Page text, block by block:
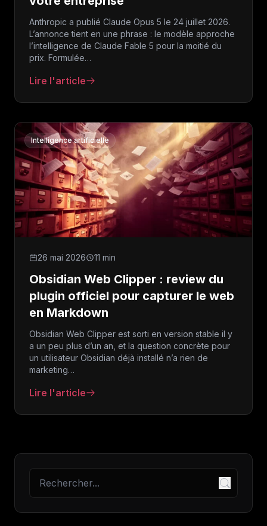
Anthropic a publié Claude Opus 5 le 24 juillet 2026.
L’annonce tient en une phrase : le modèle approche
l’intelligence de Claude Fable 5 pour la moitié du
prix. Formulée…
Lire l'article
: Claude Opus 5 : ce que le nouveau modèle
Intelligence artificielle
26 mai 2026 11 min
Obsidian Web Clipper : review du
plugin officiel pour capturer le web
en Markdown
Obsidian Web Clipper est sorti en version stable il y
a un peu plus d’un an, et la question concrète pour
un utilisateur Obsidian déjà installé n’a rien de
marketing…
Lire l'article
: Obsidian Web Clipper : review du plugin officiel